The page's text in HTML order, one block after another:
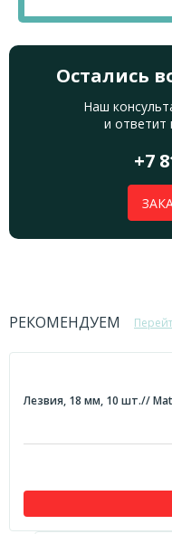
Остались
Наш
и ответит
+7
РЕКОМЕНДУЕМ
Лезвия, 18 мм, 10 шт.//